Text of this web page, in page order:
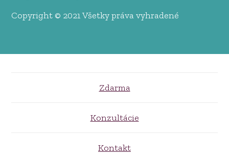
Copyright © 2021 Všetky práva vyhradené
Zdarma
Konzultácie
Kontakt